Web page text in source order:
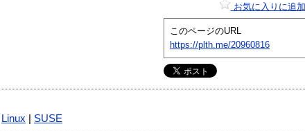
お気に入りに追
このページのURL
https://plth.me/20960816
Linux SUSE